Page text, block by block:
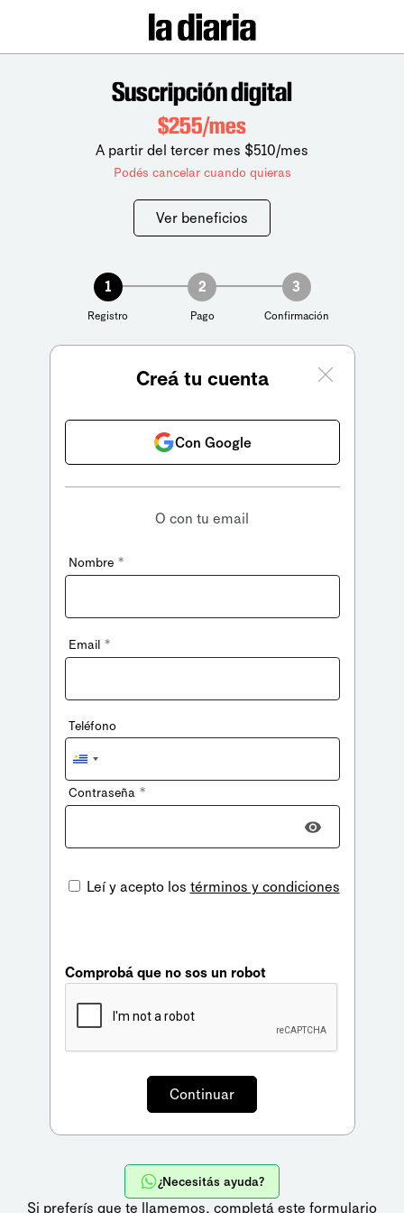
Suscripción digital
$255/mes
A partir del tercer mes $510/mes
Podés cancelar cuando quieras
Ver beneficios
1
Registro
2
Pago
3
Confirmación
Creá tu cuenta
Con Google
O con tu email
Nombre *
Email *
Teléfono
Uruguay
+598
Contraseña *
Leí y acepto los términos y condiciones
Comprobá que no sos un robot
¿Necesitás ayuda?
Si preferís que te llamemos, completá este formulario